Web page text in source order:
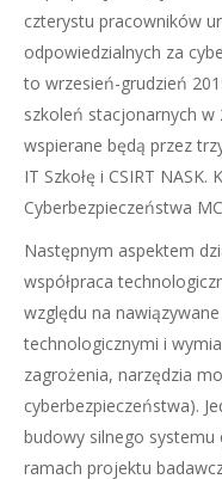
czterystu pracowników
odpowiedzialnych za
to wrzesień-grudzień
szkoleń stacjonarnych w
wspierane będą przez
IT Szkołę i CSIRT
Cyberbezpieczeństwa
Następnym aspektem
współpraca
względu na
technologicznymi i
zagrożenia, narzędzia
cyberbezpieczeństwa).
budowy silnego systemu
ramach projektu